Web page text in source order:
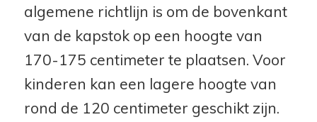
algemene richtlijn is om de bovenkant
van de kapstok op een hoogte van
170-175 centimeter te plaatsen. Voor
kinderen kan een lagere hoogte van
rond de 120 centimeter geschikt zijn.